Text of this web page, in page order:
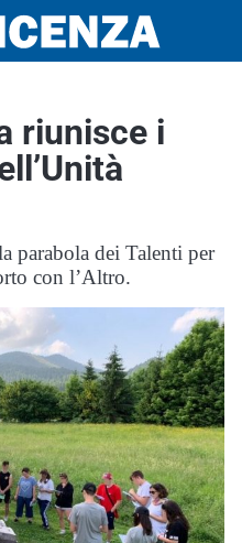
riunisce i
parabola dei Talenti per
con l’Altro.